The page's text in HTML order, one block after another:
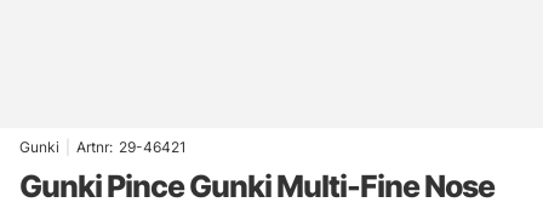
Gunki Artnr: 29-46421
Gunki Pince Gunki Multi-Fine Nose